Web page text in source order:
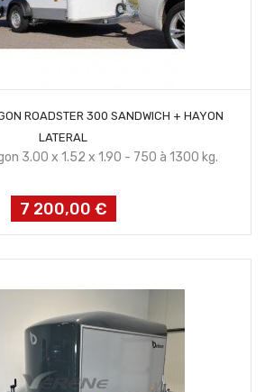
ROADSTER 300 SANDWICH + HAYON
LATERAL
3.00 x 1.52 x 1.90 - 750 à 1300 kg.
Prix
7 200,00 €